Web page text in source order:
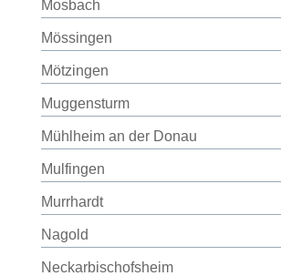
Mosbach
Mössingen
Mötzingen
Muggensturm
Mühlheim an der Donau
Mulfingen
Murrhardt
Nagold
Neckarbischofsheim